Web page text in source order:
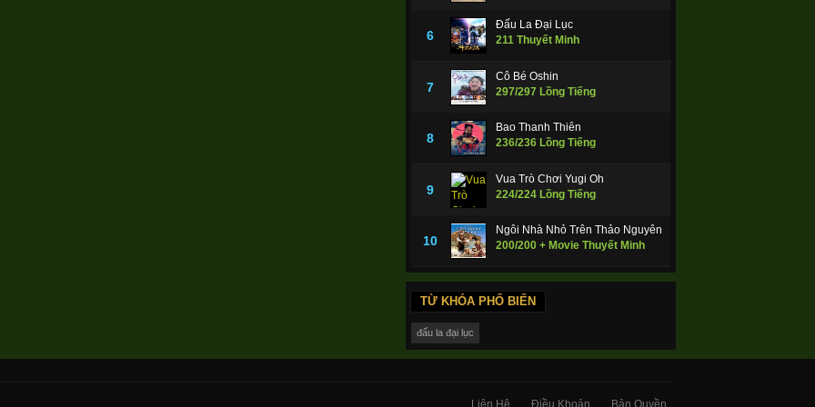
6
Đấu La Đại Lục
211 Thuyết Minh
7
Cô Bé Oshin
297/297 Lồng Tiếng
8
Bao Thanh Thiên
236/236 Lồng Tiếng
9
Vua Trò Chơi Yugi Oh
224/224 Lồng Tiếng
10
Ngôi Nhà Nhỏ Trên Thảo Nguyên
200/200 + Movie Thuyết Minh
TỪ KHÓA PHỔ BIẾN
đấu la đại lục
Liên Hệ Điều Khoản Bản Quyền